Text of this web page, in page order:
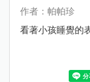
作者：帕帕珍
看著小孩睡覺的